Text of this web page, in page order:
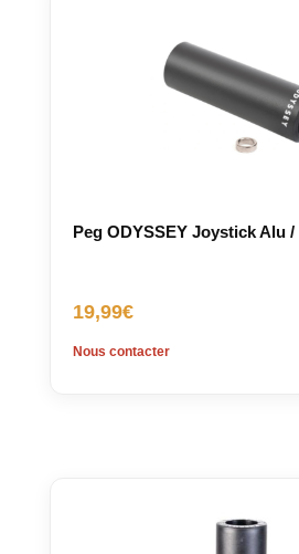
Peg ODYSSEY Joystick Alu /
19,99€
Nous contacter